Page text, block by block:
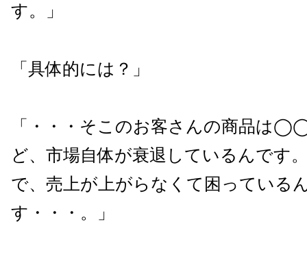
す。」
「具体的には？」
「・・・そこのお客さんの商品は
ど、市場自体が衰退しているんです
で、売上が上がらなくて困っている
す・・・。」